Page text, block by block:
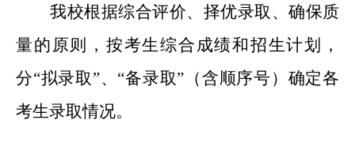
我校根据综合评价、择优录取、确保质
量的原则，按考生综合成绩和招生计划，
分“拟录取”、“备录取”（含顺序号）确定各
考生录取情况。